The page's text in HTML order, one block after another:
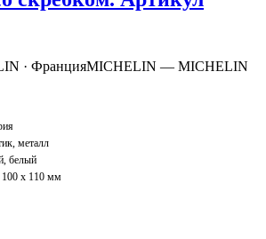
· ФранцияMICHELIN — MICHELIN
металл
белый
100 х 110 мм